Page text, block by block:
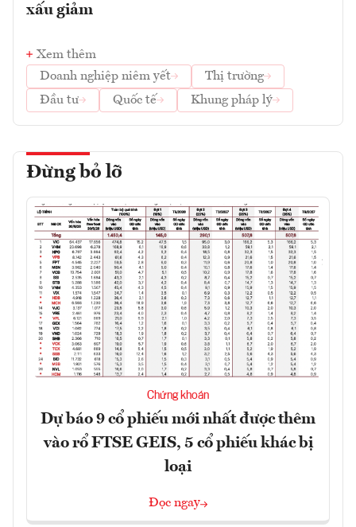
xấu giảm
Xem thêm
Doanh nghiệp niêm yết
Thị trường
Đầu tư
Quốc tế Khung pháp lý
Đừng bỏ lỡ
Chứng khoán
Dự báo 9 cổ phiếu mới nhất được thêm
vào rổ FTSE GEIS, 5 cổ phiếu khác bị
loại
Đọc ngay